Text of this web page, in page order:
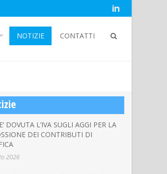
NOTIZIE CONTATTI
DOVUTA L’IVA SUGLI AGGI PER LA
DEI CONTRIBUTI DI
2026